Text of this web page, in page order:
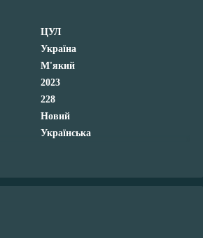
ЦУЛ
Україна
М'який
2023
228
Новий
Українська